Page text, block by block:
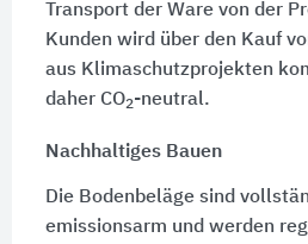
Transport der Ware von der
Kunden wird über den Kauf
aus Klimaschutzprojekten
daher CO2-neutral.
Nachhaltiges Bauen
Die Bodenbeläge sind
emissionsarm und werden